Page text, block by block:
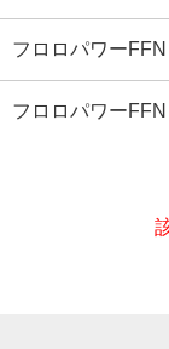
フロロパワー
フロロパワー